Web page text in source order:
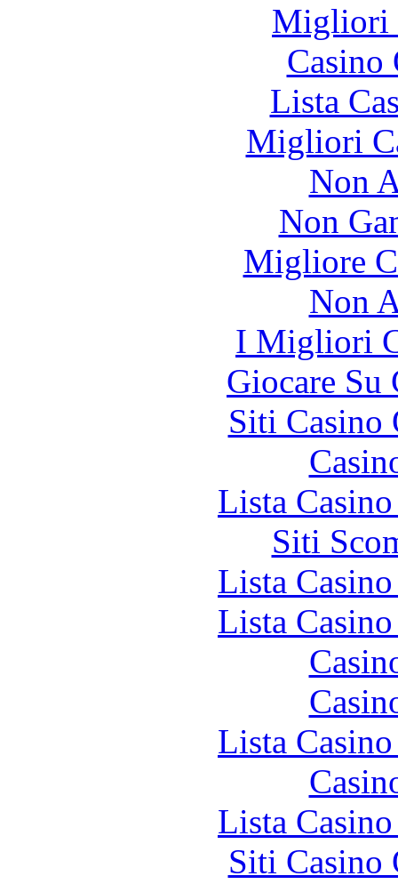
Migliori
Lista
Migliori
Non
Non
Migliore
Non
I Migliori
Giocare Su
Siti Casino
Lista
Siti
Lista
Lista
Lista
Lista
Siti Casino